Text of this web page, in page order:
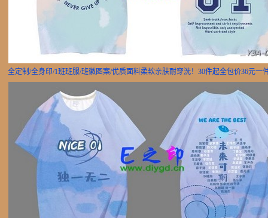
全定制/全身印/1班班服/班徽图案/优质面料柔软亲肤耐穿洗！30件起全包价36元一